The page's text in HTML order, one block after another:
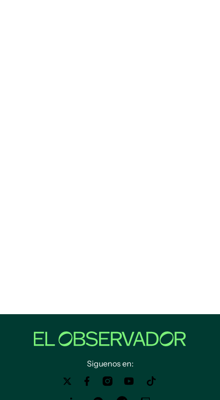
Siguenos en: